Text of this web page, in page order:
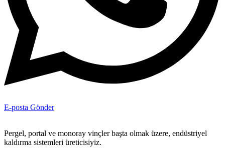
E-posta Gönder
Pergel, portal ve monoray vinçler başta olmak üzere, endüstriyel
kaldırma sistemleri üreticisiyiz.